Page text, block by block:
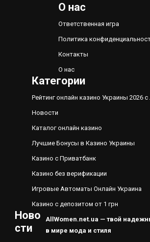
О нас
Ответственная игра
Политика
Контакты
О нас
Категории
Рейтинг онлайн казино Украины 2026 с
Новости
Каталог онлайн казино
Лучшие Бонусы в Казино Украины
Казино с Приватбанк
Казино без верификации
Игровые Автоматы Онлайн Украина
Казино с депозитом от 1 грн
Ново
сти
AllWomen.net.ua — твой
в мире мода и стиля